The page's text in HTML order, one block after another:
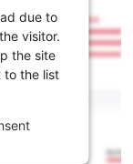
due to
visitor.
the site
to the list